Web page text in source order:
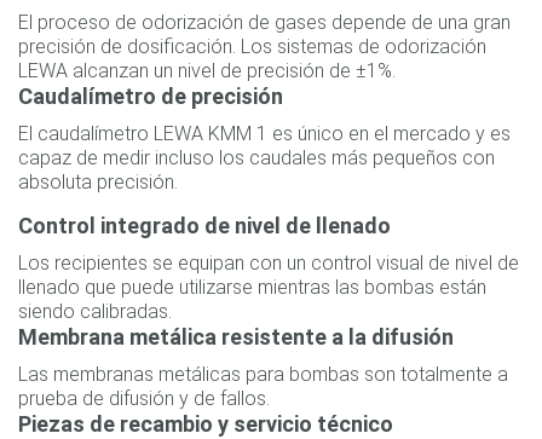
El proceso de odorización de gases depende de una gran
precisión de dosificación. Los sistemas de odorización
LEWA alcanzan un nivel de precisión de ±1%.
Caudalímetro de precisión
El caudalímetro LEWA KMM 1 es único en el mercado y es
capaz de medir incluso los caudales más pequeños con
absoluta precisión.
Control integrado de nivel de llenado
Los recipientes se equipan con un control visual de nivel de
llenado que puede utilizarse mientras las bombas están
siendo calibradas.
Membrana metálica resistente a la difusión
Las membranas metálicas para bombas son totalmente a
prueba de difusión y de fallos.
Piezas de recambio y servicio técnico